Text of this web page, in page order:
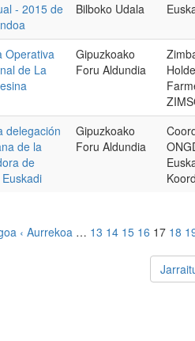
- 2015 de
Bilboko Udala
Operativa
de La
Gipuzkoako
Foru Aldundia
delegación
de la
de
Gipuzkoako
Foru Aldundia
‹ Aurrekoa … 13 14 15 16 17 18